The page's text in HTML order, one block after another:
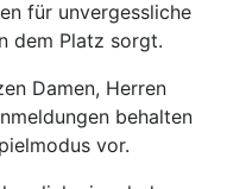
für unvergessliche
dem Platz sorgt.
Damen, Herren
behalten
vor.